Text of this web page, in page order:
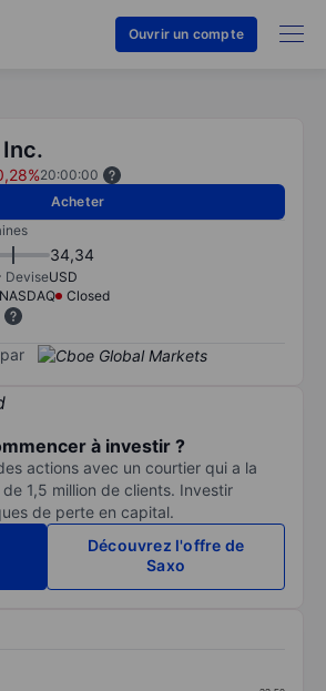
Ouvrir un compte
20:00:00
Acheter
34,34
DeviseUSD
NASDAQ
Closed
à investir ?
actions avec un courtier qui a la
1,5 million de clients. Investir
de perte en capital.
Découvrez l'offre de
Saxo